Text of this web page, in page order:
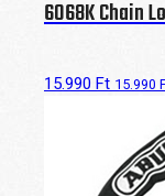
6068K Chain
15.990 Ft 15.990